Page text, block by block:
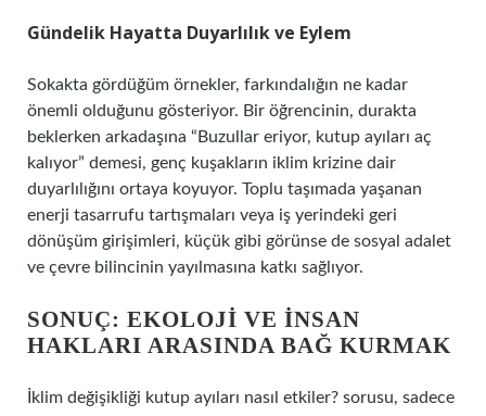
Gündelik Hayatta Duyarlılık ve Eylem
Sokakta gördüğüm örnekler, farkındalığın ne kadar
önemli olduğunu gösteriyor. Bir öğrencinin, durakta
beklerken arkadaşına “Buzullar eriyor, kutup ayıları aç
kalıyor” demesi, genç kuşakların iklim krizine dair
duyarlılığını ortaya koyuyor. Toplu taşımada yaşanan
enerji tasarrufu tartışmaları veya iş yerindeki geri
dönüşüm girişimleri, küçük gibi görünse de sosyal adalet
ve çevre bilincinin yayılmasına katkı sağlıyor.
SONUÇ: EKOLOJI VE İNSAN
HAKLARI ARASINDA BAĞ KURMAK
İklim değişikliği kutup ayıları nasıl etkiler? sorusu, sadece